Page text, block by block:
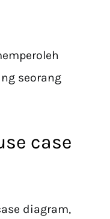
seorang
case
diagram,